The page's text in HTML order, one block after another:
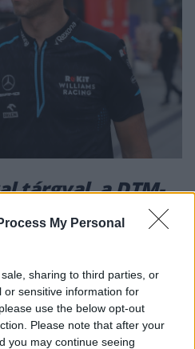
My Personal
sharing to third parties, or
or sensitive information for
use the below opt-out
Please note that after your
you may continue seeing
tárgyal, a DTM-
folytat tárgyalásokat az
Továbbra sem dőlt még el
ugyanis a brit istálló
hogy 2020-ban ki lesz George
ugyan még képben van, de